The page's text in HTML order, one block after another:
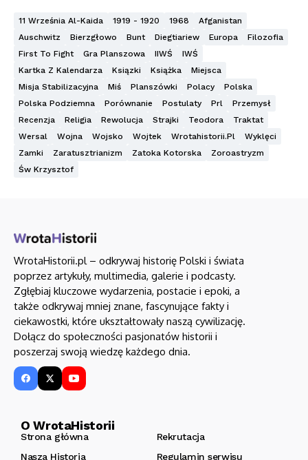
11 Września Al-Kaida 1919 - 1920 1968
Afganistan
Auschwitz
Bierzgłowo Bunt Diegtiariew Europa
Filozofia
First To Fight
Gra Planszowa IIWŚ
IWŚ
Kartka Z Kalendarza
Ksiązki Książka
Miejsca
Misja Stabilizacyjna
Miś Planszówki Polacy
Polska
Polska Podziemna
Porównanie Postulaty Prl
Przemysł
Recenzja
Religia Rewolucja Strajki Teodora
Traktat
Wersal
Wojna Wojsko Wojtek Wrotahistorii.pl
Wyklęci
Zamki
Zaratusztrianizm Zatoka Kotorska
Zoroastryzm
Św Krzysztof
WrotaHistorii.pl – odkrywaj historię Polski i świata
poprzez artykuły, multimedia, galerie i podcasty.
Zgłębiaj kluczowe wydarzenia, postacie i epoki, a
także odkrywaj mniej znane, fascynujące fakty i
ciekawostki, które ukształtowały naszą cywilizację.
Dołącz do społeczności pasjonatów historii i
poszerzaj swoją wiedzę każdego dnia.
O WrotaHistorii
Strona główna
Rekrutacja
Nasza Historia
Regulamin serwisu